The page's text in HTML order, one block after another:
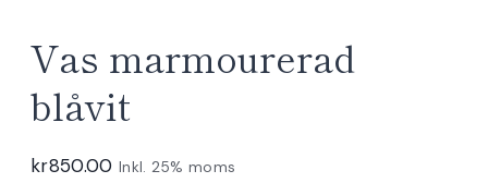
Vas marmourerad
blåvit
kr850.00 Inkl. 25% moms